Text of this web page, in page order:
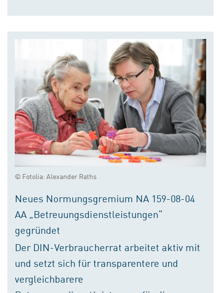
© Fotolia: Alexander Raths
Neues Normungsgremium NA 159-08-04
AA „Betreuungsdienstleistungen“
gegründet
Der DIN-Verbraucherrat arbeitet aktiv mit
und setzt sich für transparentere und
vergleichbarere